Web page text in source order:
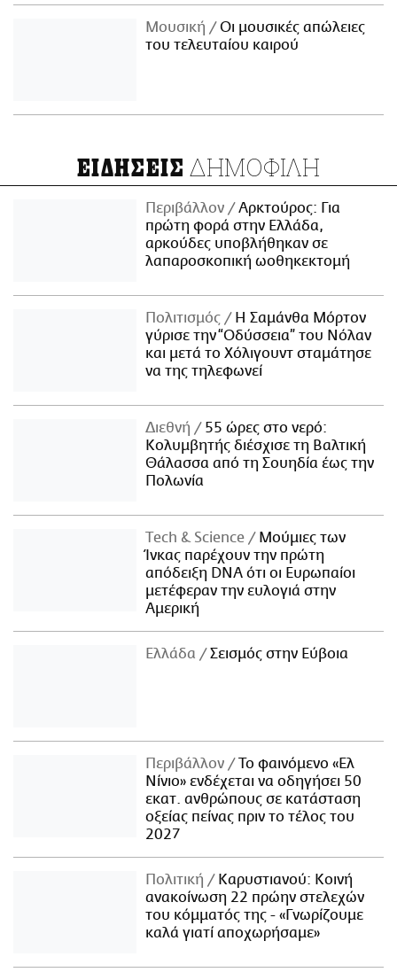
Μουσική
Οι μουσικές απώλειες
του τελευταίου καιρού
ΕΙΔΗΣΕΙΣ ΔΗΜΟΦΙΛΗ
Περιβάλλον
Αρκτούρος: Για
πρώτη φορά στην Ελλάδα,
αρκούδες υποβλήθηκαν σε
λαπαροσκοπική ωοθηκεκτομή
Πολιτισμός
Η Σαμάνθα Μόρτον
γύρισε την “Οδύσσεια” του Νόλαν
και μετά το Χόλιγουντ σταμάτησε
να της τηλεφωνεί
Διεθνή
55 ώρες στο νερό:
Κολυμβητής διέσχισε τη Βαλτική
Θάλασσα από τη Σουηδία έως την
Πολωνία
Τech & Science
Μούμιες των
Ίνκας παρέχουν την πρώτη
απόδειξη DNA ότι οι Ευρωπαίοι
μετέφεραν την ευλογιά στην
Αμερική
Ελλάδα Σεισμός στην Εύβοια
Περιβάλλον
Το φαινόμενο «Ελ
Νίνιο» ενδέχεται να οδηγήσει 50
εκατ. ανθρώπους σε κατάσταση
οξείας πείνας πριν το τέλος του
2027
Πολιτική
Καρυστιανού: Κοινή
ανακοίνωση 22 πρώην στελεχών
του κόμματός της - «Γνωρίζουμε
καλά γιατί αποχωρήσαμε»